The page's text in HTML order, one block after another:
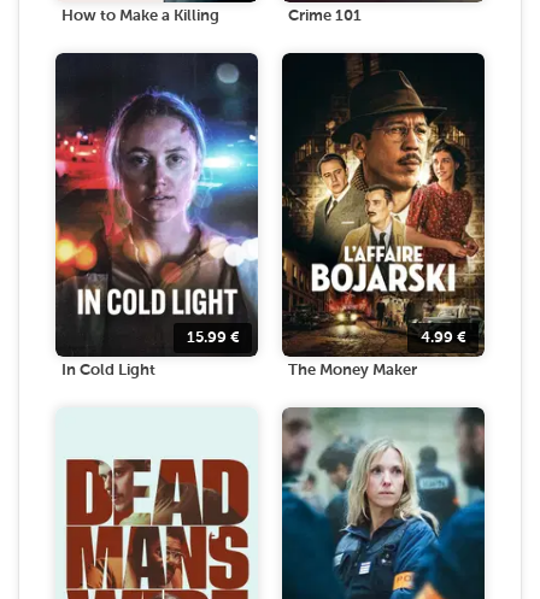
How to Make a Killing Crime 101
15.99 €
In Cold Light
4.99 €
The Money Maker